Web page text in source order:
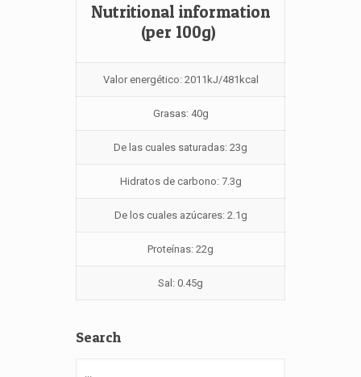
Nutritional information
(per 100g)
Valor energético: 2011kJ/481kcal
Grasas: 40g
De las cuales saturadas: 23g
Hidratos de carbono: 7.3g
De los cuales azúcares: 2.1g
Proteínas: 22g
Sal: 0.45g
Search